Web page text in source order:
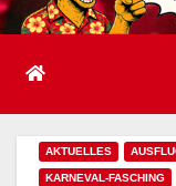
AKTUELLES
KARNEVAL-FASCHING